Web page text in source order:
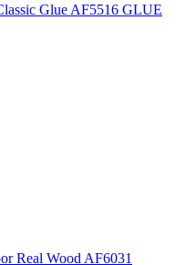
Glue AF5516 GLUE